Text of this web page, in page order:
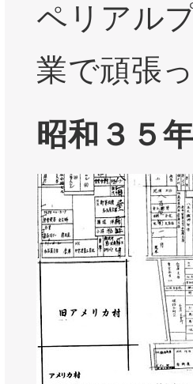
ペリアル
業で頑張
昭和３５